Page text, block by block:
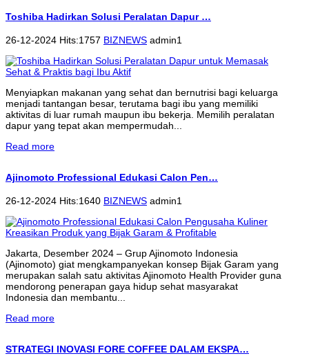
Toshiba Hadirkan Solusi Peralatan Dapur …
26-12-2024 Hits:1757 BIZNEWS admin1
Menyiapkan makanan yang sehat dan bernutrisi bagi keluarga
menjadi tantangan besar, terutama bagi ibu yang memiliki
aktivitas di luar rumah maupun ibu bekerja. Memilih peralatan
dapur yang tepat akan mempermudah...
Read more
Ajinomoto Professional Edukasi Calon Pen…
26-12-2024 Hits:1640 BIZNEWS admin1
Jakarta, Desember 2024 – Grup Ajinomoto Indonesia
(Ajinomoto) giat mengkampanyekan konsep Bijak Garam yang
merupakan salah satu aktivitas Ajinomoto Health Provider guna
mendorong penerapan gaya hidup sehat masyarakat
Indonesia dan membantu...
Read more
STRATEGI INOVASI FORE COFFEE DALAM EKSPA…